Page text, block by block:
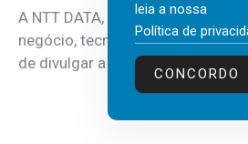
A NTT DATA, consultora global
negócio, tecnologia e
de divulgar a mais recente...
leia a nossa
Política de
CONCORDO